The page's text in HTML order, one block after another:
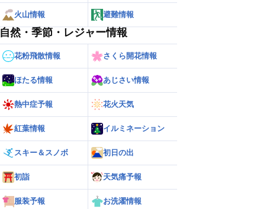
火山情報 避難情報
自然・季節・レジャー情報
花粉飛散情報 さくら開花情報
ほたる情報 あじさい情報
熱中症予報 花火天気
紅葉情報 イルミネーション
スキー＆スノボ 初日の出
初詣 天気痛予報
服装予報 お洗濯情報